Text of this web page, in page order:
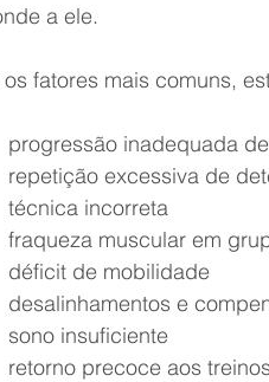
a ele.
os fatores mais comuns,
progressão inadequada
repetição excessiva de
técnica incorreta
fraqueza muscular em
déficit de mobilidade
desalinhamentos e
sono insuficiente
retorno precoce aos